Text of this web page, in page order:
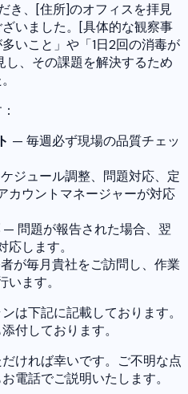
き、[住所]のオフィスを拝見
いました。[具体的な観察事
いこと」や「1日2回の消毒が
、その課題を解決するため
— 毎週必ず現場の品質チェッ
ジュール調整、問題対応、定
カウントマネージャーが対応
— 問題が報告された場合、翌
します。
が毎月貴社をご訪問し、作業
ます。
は下記に記載しております。
付しております。
ければ幸いです。ご不明な点
電話でご説明いたします。